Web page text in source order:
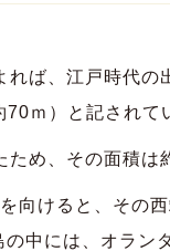
ば、江戸時代
ｍ）と記されて
め、その面積は
けると、その
中には、オラ